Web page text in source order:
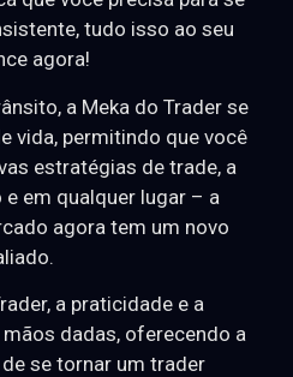
tudo isso ao seu
agora!
a Meka do Trader se
vida, permitindo que você
estratégias de trade, a
em qualquer lugar – a
agora tem um novo
a praticidade e a
dadas, oferecendo a
se tornar um trader